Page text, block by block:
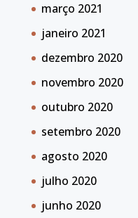
março 2021
janeiro 2021
dezembro 2020
novembro 2020
outubro 2020
setembro 2020
agosto 2020
julho 2020
junho 2020